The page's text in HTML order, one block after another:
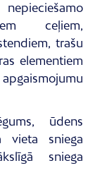
ceļiem,
trašu
elementiem
ūdens
vieta sniega
sniega